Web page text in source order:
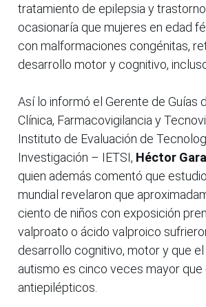
tratamiento de epilepsia y
ocasionaría que mujeres en edad
con malformaciones congénitas,
desarrollo motor y cognitivo,
Así lo informó el Gerente de Guías
Clínica, Farmacovigilancia y
Instituto de Evaluación de
Investigación – IETSI, Héctor
quien además comentó que
mundial revelaron que
ciento de niños con exposición
valproato o ácido valproico
desarrollo cognitivo, motor y que
autismo es cinco veces mayor
antiepilépticos.